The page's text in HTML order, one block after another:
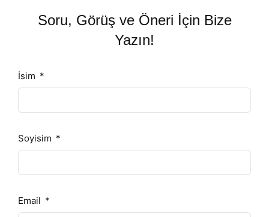
Soru, Görüş ve Öneri İçin Bize
Yazın!
İsim
Soyisim
Email